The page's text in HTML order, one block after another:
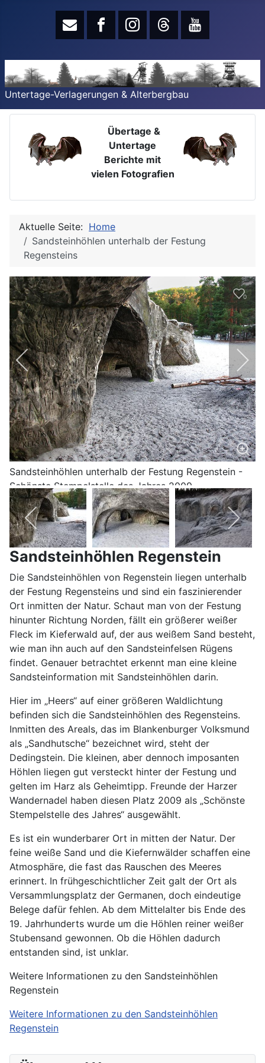
Untertage-Verlagerungen & Alterbergbau
Übertage &
Untertage
Berichte mit
vielen Fotografien
Aktuelle Seite: Home
Sandsteinhöhlen unterhalb der Festung
Regensteins
0
Sandsteinhöhlen unterhalb der Festung Regenstein -
Schönste Stempelstelle des Jahres 2009
Sandsteinhöhlen Regenstein
Die Sandsteinhöhlen von Regenstein liegen unterhalb
der Festung Regensteins und sind ein faszinierender
Ort inmitten der Natur. Schaut man von der Festung
hinunter Richtung Norden, fällt ein größerer weißer
Fleck im Kieferwald auf, der aus weißem Sand besteht,
wie man ihn auch auf den Sandsteinfelsen Rügens
findet. Genauer betrachtet erkennt man eine kleine
Sandsteinformation mit Sandsteinhöhlen darin.
Hier im „Heers“ auf einer größeren Waldlichtung
befinden sich die Sandsteinhöhlen des Regensteins.
Inmitten des Areals, das im Blankenburger Volksmund
als „Sandhutsche“ bezeichnet wird, steht der
Dedingstein. Die kleinen, aber dennoch imposanten
Höhlen liegen gut versteckt hinter der Festung und
gelten im Harz als Geheimtipp. Freunde der Harzer
Wandernadel haben diesen Platz 2009 als „Schönste
Stempelstelle des Jahres“ ausgewählt.
Es ist ein wunderbarer Ort in mitten der Natur. Der
feine weiße Sand und die Kiefernwälder schaffen eine
Atmosphäre, die fast das Rauschen des Meeres
erinnert. In frühgeschichtlicher Zeit galt der Ort als
Versammlungsplatz der Germanen, doch eindeutige
Belege dafür fehlen. Ab dem Mittelalter bis Ende des
19. Jahrhunderts wurde um die Höhlen reiner weißer
Stubensand gewonnen. Ob die Höhlen dadurch
entstanden sind, ist unklar.
Weitere Informationen zu den Sandsteinhöhlen
Regenstein
Weitere Informationen zu den Sandsteinhöhlen
Regenstein